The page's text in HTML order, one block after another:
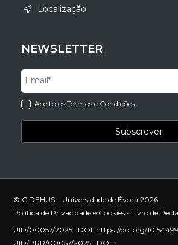
Localização
NEWSLETTER
Aceito os Termos e Condições.
© CIDEHUS – Universidade de Évora 2026
Política de Privacidade e Cookies • Livro de
UID/00057/2025 | DOI: https://doi.org/
UID/PRR/00057/2025 | DOI: